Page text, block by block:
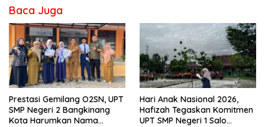
Baca Juga
Prestasi Gemilang O2SN, UPT
SMP Negeri 2 Bangkinang
Kota Harumkan Nama
Hari Anak Nasional 2026,
Hafizah Tegaskan Komitmen
UPT SMP Negeri 1 Salo